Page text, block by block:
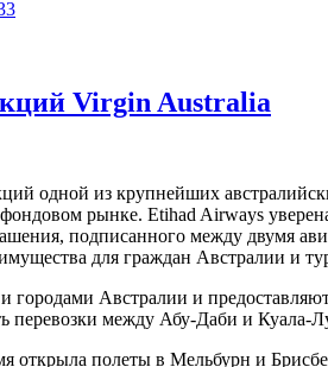
Virgin Australia
одной из крупнейших
фондовом рынке. Etihad Airways
подписанного между двумя
для граждан Австралии и
Австралии и
перевозки между Абу-Даби и
открыла полеты в Мельбурн и